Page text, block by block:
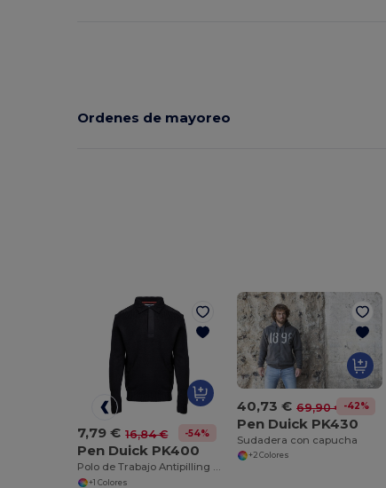
Ordenes de mayoreo
7,79 € 16,84 € -54%
Pen Duick PK400
Polo de Trabajo Antipilling Resistente
+1 Colores
40,73 € 69,90 € -42%
Pen Duick PK430
Sudadera con capucha
+2 Colores